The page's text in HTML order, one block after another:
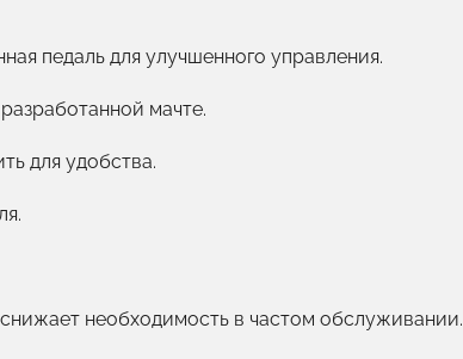
педаль для улучшенного управления.
мачте.
для удобства.
необходимость в частом обслуживании.